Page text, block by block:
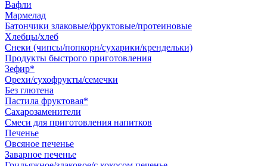
Вафли
Мармелад
Батончики злаковые/фруктовые/протеиновые
Хлебцы/хлеб
Снеки (чипсы/попкорн/сухарики/крендельки)
Продукты быстрого приготовления
Зефир*
Орехи/сухофрукты/семечки
Без глютена
Пастила фруктовая*
Сахарозаменители
Смеси для приготовления напитков
Печенье
Овсяное печенье
Заварное печенье